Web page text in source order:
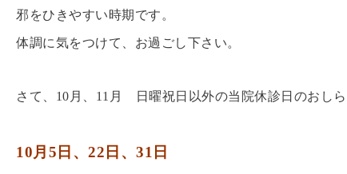
邪をひきやすい時期です。
体調に気をつけて、お過ごし下さい。
さて、10月、11月 日曜祝日以外の当院休診日のおし
10月5日、22日、31日